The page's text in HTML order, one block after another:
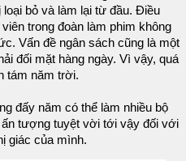
loại bỏ và làm lại từ đầu. Điều
trong đoàn làm phim không
Vấn đề ngân sách cũng là một
đối mặt hàng ngày. Vì vậy, quá
tám năm trời.
đấy năm có thể làm nhiều bộ
tượng tuyệt vời tới vậy đối với
giác của mình.